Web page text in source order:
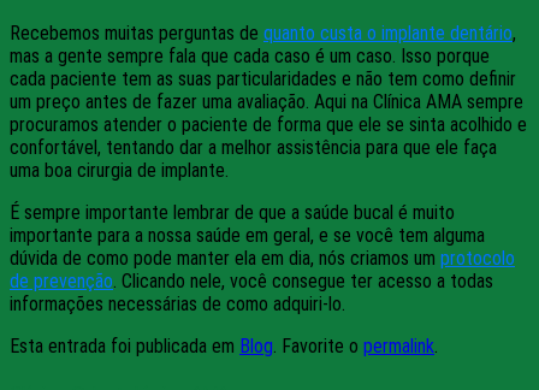
Recebemos muitas perguntas de quanto custa o implante dentário,
mas a gente sempre fala que cada caso é um caso. Isso porque
cada paciente tem as suas particularidades e não tem como definir
um preço antes de fazer uma avaliação. Aqui na Clínica AMA sempre
procuramos atender o paciente de forma que ele se sinta acolhido e
confortável, tentando dar a melhor assistência para que ele faça
uma boa cirurgia de implante.
É sempre importante lembrar de que a saúde bucal é muito
importante para a nossa saúde em geral, e se você tem alguma
dúvida de como pode manter ela em dia, nós criamos um protocolo
de prevenção . Clicando nele, você consegue ter acesso a todas
informações necessárias de como adquiri-lo.
Esta entrada foi publicada em Blog . Favorite o permalink